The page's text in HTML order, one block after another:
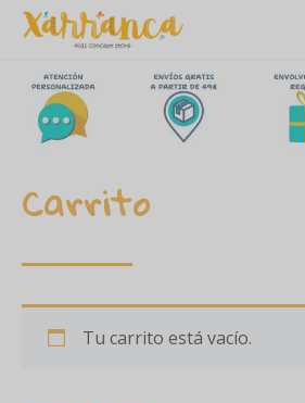
Carrito
Tu carrito está vacío.